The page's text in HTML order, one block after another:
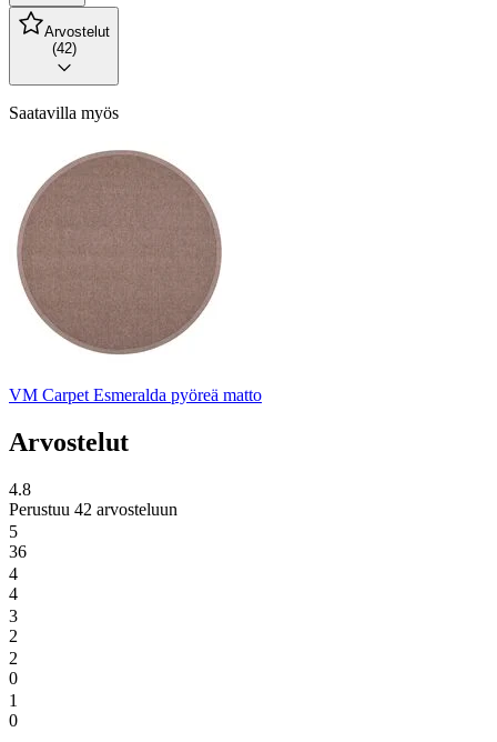
Arvostelut
(42)
Saatavilla myös
VM Carpet Esmeralda pyöreä matto
Arvostelut
4.8
Perustuu 42 arvosteluun
5
36
4
4
3
2
2
0
1
0